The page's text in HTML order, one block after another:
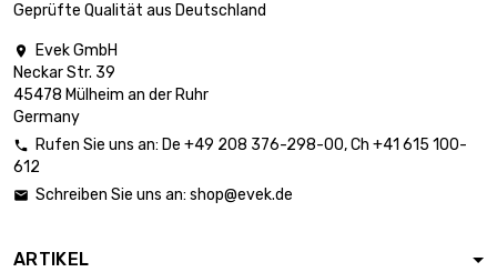
Länge : 200 Meter
Größe : 1.5mm
Länge : 500
22.376,64 €
Geprüfte Qualität aus Deutschland

Evek GmbH
Neckar Str. 39
45478 Mülheim an der Ruhr
Germany
 Rufen Sie uns an: De +49 208 376-298-00, Ch +41 615 100-
612
 Schreiben Sie uns an: shop@evek.de
ARTIKEL